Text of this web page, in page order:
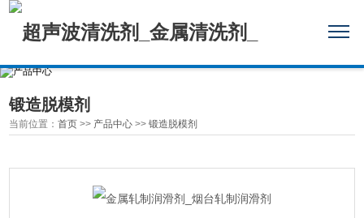
锻造脱模剂
当前位置：首页 >> 产品中心 >>锻造脱模剂